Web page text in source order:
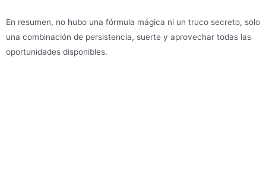
En resumen, no hubo una fórmula mágica ni un truco secreto, solo
una combinación de persistencia, suerte y aprovechar todas las
oportunidades disponibles.